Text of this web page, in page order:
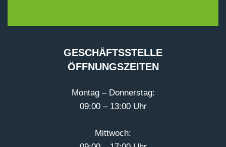
GESCHÄFTSSTELLE
ÖFFNUNGSZEITEN
Montag – Donnerstag:
09:00 – 13:00 Uhr
Mittwoch: